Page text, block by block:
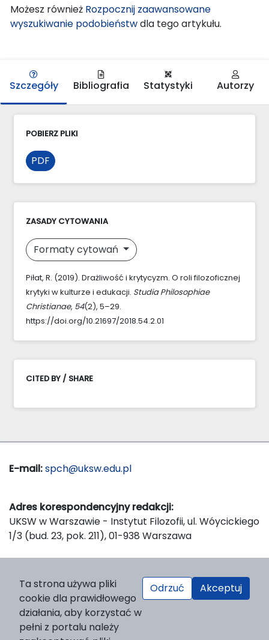
Możesz również Rozpocznij zaawansowane
wyszukiwanie podobieństwdla tego artykułu.
Szczegóły Bibliografia Statystyki Autorzy
POBIERZ PLIKI
PDF
ZASADY CYTOWANIA
Formaty cytowań
Piłat, R. (2019). Drażliwość i krytycyzm. O roli filozoficznej
krytyki w kulturze i edukacji. Studia Philosophiae
Christianae, 54(2), 5–29.
https://doi.org/10.21697/2018.54.2.01
CITED BY / SHARE
E-mail:spch@uksw.edu.pl
Adres korespondencyjny redakcji:
UKSW w Warszawie - Instytut Filozofii, ul. Wóycickiego
1/3 (bud. 23, pok. 211), 01-938 Warszawa
Wydawnictwo Naukowe UKSW, ul. Dewajtis 5, domek
nr 2, 01-815 Warszawa
Strona WWW Wydawnictwa
e-mail: wydawnictwo@uksw.edu.pl
Ta strona używa pliki
cookie dla prawidłowego
działania, aby korzystać w
pełni z portalu należy
Odrzuć Akceptuj